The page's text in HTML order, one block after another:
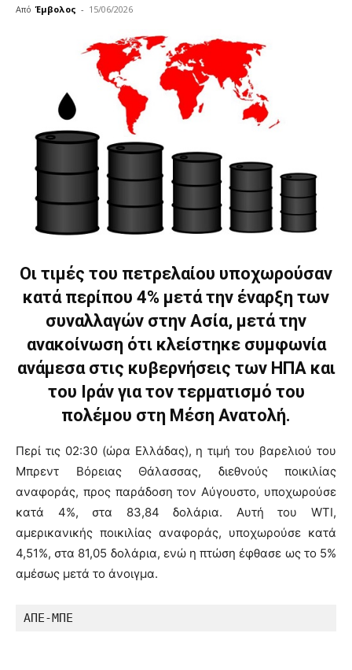
Από Έμβολος - 15/06/2026
Οι τιμές του πετρελαίου υποχωρούσαν
κατά περίπου 4% μετά την έναρξη των
συναλλαγών στην Ασία, μετά την
ανακοίνωση ότι κλείστηκε συμφωνία
ανάμεσα στις κυβερνήσεις των ΗΠΑ και
του Ιράν για τον τερματισμό του
πολέμου στη Μέση Ανατολή.
Περί τις 02:30 (ώρα Ελλάδας), η τιμή του βαρελιού του
Μπρεντ Βόρειας Θάλασσας, διεθνούς ποικιλίας
αναφοράς, προς παράδοση τον Αύγουστο, υποχωρούσε
κατά 4%, στα 83,84 δολάρια. Αυτή του WTI,
αμερικανικής ποικιλίας αναφοράς, υποχωρούσε κατά
4,51%, στα 81,05 δολάρια, ενώ η πτώση έφθασε ως το 5%
αμέσως μετά το άνοιγμα.
ΑΠΕ-ΜΠΕ